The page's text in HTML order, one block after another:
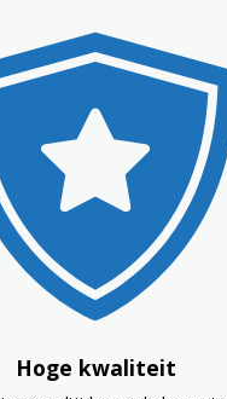
Hoge kwaliteit